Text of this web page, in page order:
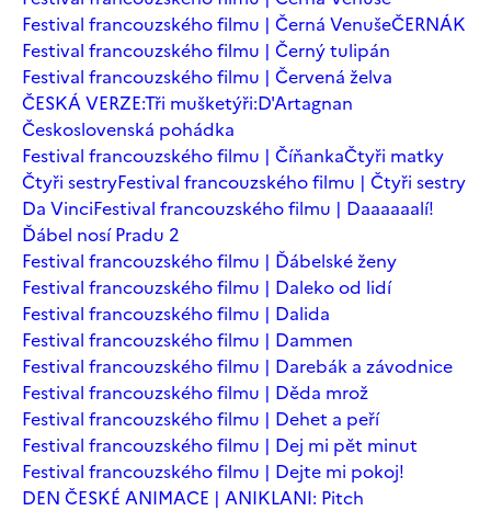
Festival francouzského filmu | Černá VenušeČERNÁK
Festival francouzského filmu | Černý tulipán
Festival francouzského filmu | Červená želva
ČESKÁ VERZE:Tři mušketýři:D'Artagnan
Československá pohádka
Festival francouzského filmu | ČíňankaČtyři matky
Čtyři sestryFestival francouzského filmu | Čtyři sestry
Da VinciFestival francouzského filmu | Daaaaaalí!
Ďábel nosí Pradu 2
Festival francouzského filmu | Ďábelské ženy
Festival francouzského filmu | Daleko od lidí
Festival francouzského filmu | Dalida
Festival francouzského filmu | Dammen
Festival francouzského filmu | Darebák a závodnice
Festival francouzského filmu | Děda mrož
Festival francouzského filmu | Dehet a peří
Festival francouzského filmu | Dej mi pět minut
Festival francouzského filmu | Dejte mi pokoj!
DEN ČESKÉ ANIMACE | ANIKLANI: Pitch